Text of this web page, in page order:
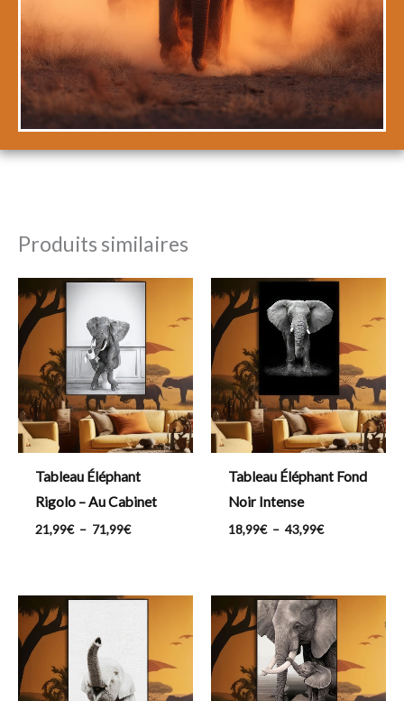
Produits similaires
Tableau Éléphant
Rigolo – Au Cabinet
21,99€ – 71,99€
Plage
21,99€
à
71,99€
Tableau Éléphant Fond
Noir Intense
18,99€ – 43,99€
Plage
de
prix :
43,99€
Plage
91,99€
Plage
de
prix :
21,99€
à
168,99€